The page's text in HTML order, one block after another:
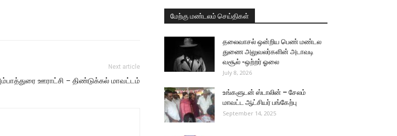
Next article
ஊராட்சி – திண்டுக்கல் மாவட்டம்
மேற்கு மண்டலம் செய்திகள்
தலைவாசல் ஒன்றிய பெண் மண்டல
துணை அலுவலர்களின் அடாவடி
வசூல் -ஒற்றர் ஓலை
July 8, 2026
உங்களுடன் ஸ்டாலின் – சேலம்
மாவட்ட ஆட்சியர் பங்கேற்பு
September 14, 2025